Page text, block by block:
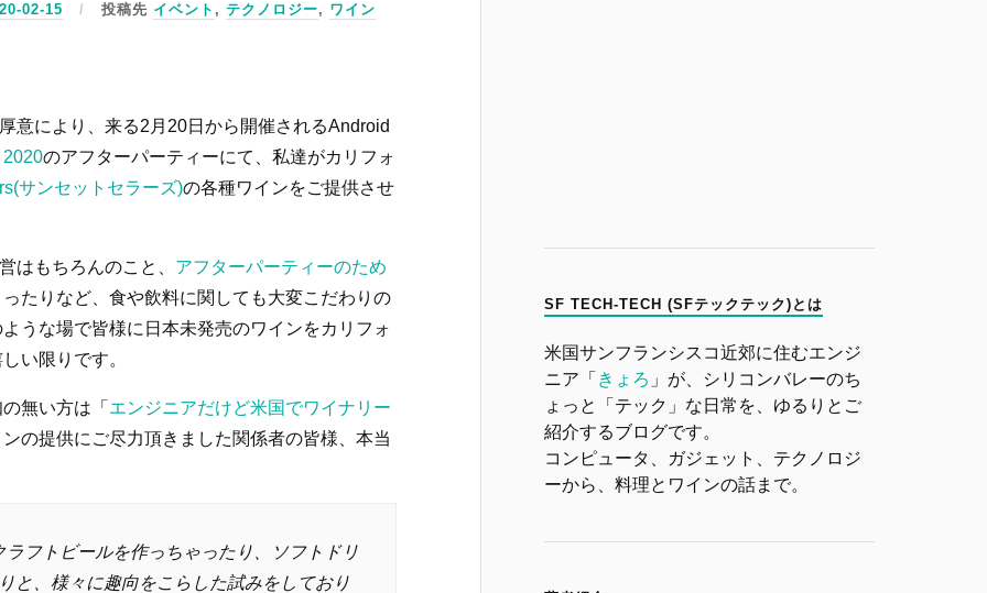
02-15 投稿先 イベント ,テクノロジー, ワイン
意により、来る2月20日から開催されるAndroid
のアフターパーティーにて、私達がカリフォ
サンセットセラーズ)の各種ワインをご提供させ
はもちろんのこと、 アフターパーティーのため
たりなど、食や飲料に関しても大変こだわりの
うな場で皆様に日本未発売のワインをカリフォ
い限りです。
無い方は「 エンジニアだけど米国でワイナリー
の提供にご尽力頂きました関係者の皆様、本当
フトビールを作っちゃったり、ソフトドリ
と、様々に趣向をこらした試みをしており
SF TECH-TECH (SFテックテック)とは
米国サンフランシスコ近郊に住むエンジ
ニア「きょろ 」が、シリコンバレーのち
ょっと「テック」な日常を、ゆるりとご
紹介するブログです。
コンピュータ、ガジェット、テクノロジ
ーから、料理とワインの話まで。